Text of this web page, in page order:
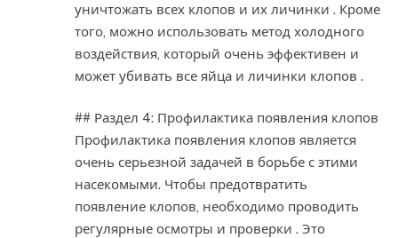
уничтожать всех клопов и их личинки . Кроме
того, можно использовать метод холодного
воздействия, который очень эффективен и
может убивать все яйца и личинки клопов .
## Раздел 4: Профилактика появления клопов
Профилактика появления клопов является
очень серьезной задачей в борьбе с этими
насекомыми. Чтобы предотвратить
появление клопов, необходимо проводить
регулярные осмотры и проверки . Это